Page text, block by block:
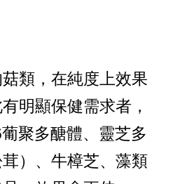
類，在純度上效果
明顯保健需求者，
聚多醣體、靈芝多
）、牛樟芝、藻類